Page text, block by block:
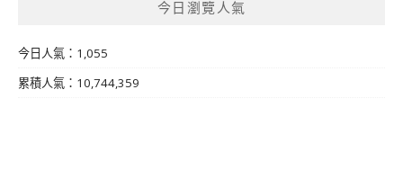
今日瀏覽人氣
今日人氣：1,055
累積人氣：10,744,359